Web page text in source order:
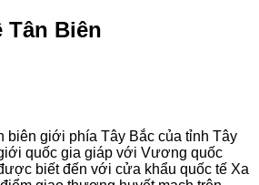
Tân Biên
biên giới phía Tây Bắc của tỉnh Tây
quốc gia giáp với Vương quốc
biết đến với cửa khẩu quốc tế Xa